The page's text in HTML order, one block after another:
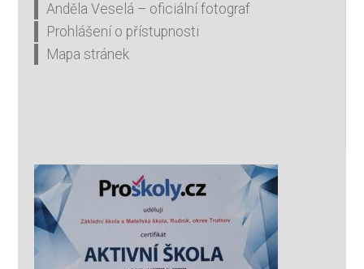
Anděla Veselá – oficiální fotograf
Prohlášení o přístupnosti
Mapa stránek